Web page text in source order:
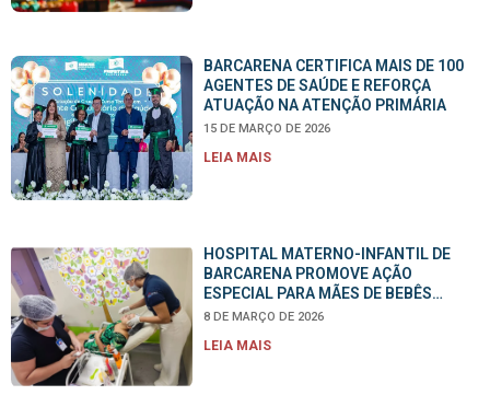
BARCARENA CERTIFICA MAIS DE 100
AGENTES DE SAÚDE E REFORÇA
ATUAÇÃO NA ATENÇÃO PRIMÁRIA
15 DE MARÇO DE 2026
LEIA MAIS
HOSPITAL MATERNO-INFANTIL DE
BARCARENA PROMOVE AÇÃO
ESPECIAL PARA MÃES DE BEBÊS
INTERNADOS EM ALUSÃO AO DIA DA
8 DE MARÇO DE 2026
LEIA MAIS